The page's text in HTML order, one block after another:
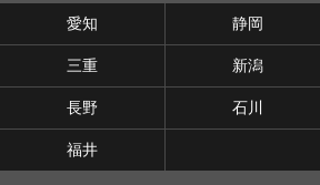
愛知 静岡
三重 新潟
長野 石川
福井